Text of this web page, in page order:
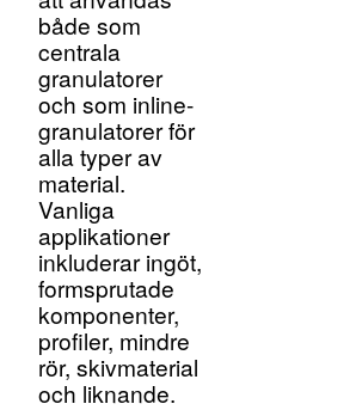
både som
centrala
granulatorer
och som inline-
granulatorer för
alla typer av
material.
Vanliga
applikationer
inkluderar ingöt,
formsprutade
komponenter,
profiler, mindre
rör, skivmaterial
och liknande.